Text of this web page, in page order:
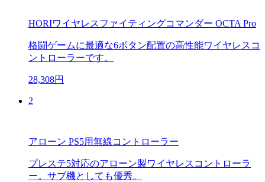
HORIワイヤレスファイティングコマンダー OCTA Pro
格闘ゲームに最適な6ボタン配置の高性能ワイヤレスコ
ントローラーです。
28,308円
2
アローン PS5用無線コントローラー
プレステ5対応のアローン製ワイヤレスコントローラ
ー。サブ機としても優秀。